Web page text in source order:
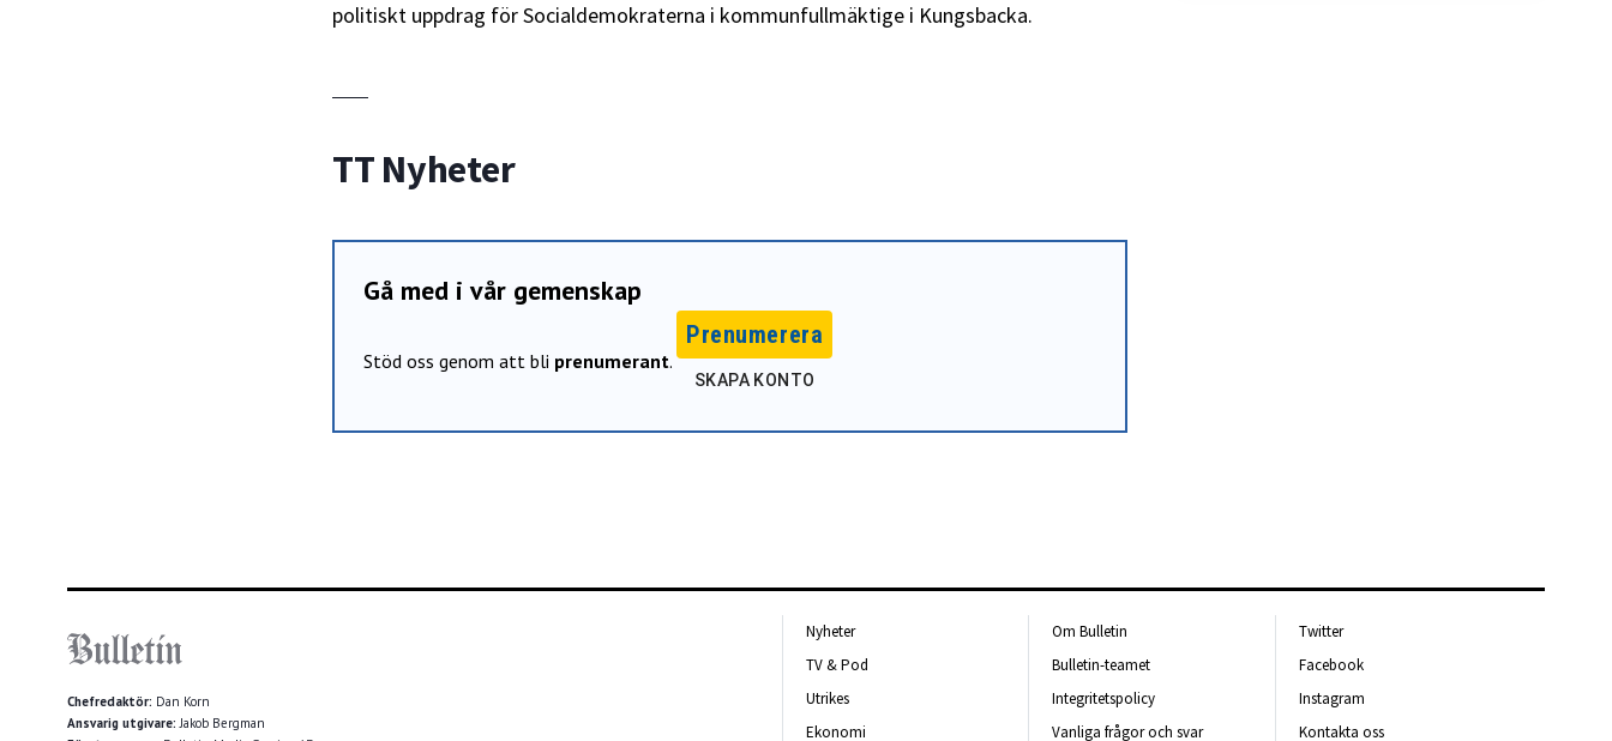
politiskt uppdrag för Socialdemokraterna i kommunfullmäktige i Kungsbacka.
TT Nyheter
Gå med i vår gemenskap
Stöd oss genom att bli prenumerant.
Prenumerera
SKAPA KONTO
Chefredaktör: Dan Korn
Ansvarig utgivare: Jakob Bergman
Nyheter
TV & Pod
Utrikes
Ekonomi
Om Bulletin
Bulletin-teamet
Integritetspolicy
Vanliga frågor och svar
Twitter
Facebook
Instagram
Kontakta oss